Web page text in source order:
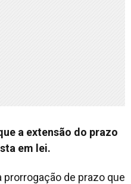
a extensão do prazo
em lei.
de prazo que